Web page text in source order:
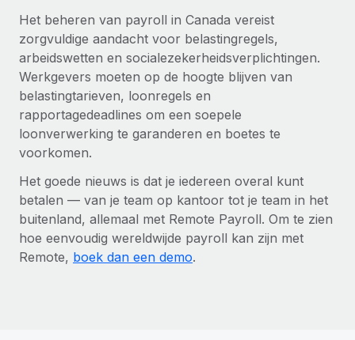
Het beheren van payroll in Canada vereist
zorgvuldige aandacht voor belastingregels,
arbeidswetten en socialezekerheidsverplichtingen.
Werkgevers moeten op de hoogte blijven van
belastingtarieven, loonregels en
rapportagedeadlines om een soepele
loonverwerking te garanderen en boetes te
voorkomen.
Het goede nieuws is dat je iedereen overal kunt
betalen — van je team op kantoor tot je team in het
buitenland, allemaal met Remote Payroll. Om te zien
hoe eenvoudig wereldwijde payroll kan zijn met
Remote, boek dan een demo.